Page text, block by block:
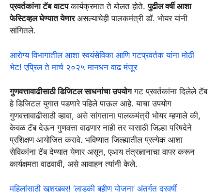
प्रवर्तकांना टॅब वाटपकार्यक्रमात ते बोलत होते.पुढील वर्षी आशा
फेस्टिव्हल घेण्यात येणारअसल्याचेही पालकमंत्री डॉ. भोयर यांनी
सांगितले.
आरोग्य विभागातील आशा स्वयंसेविका आणि गटप्रवर्तक यांना मोठी
भेट! एप्रिल ते मार्च २०२५ मानधन वाढ मंजूर
गुणवत्तावाढीसाठी डिजिटल साधनांचा उपयोगगट प्रवर्तकांना दिलेले टॅब
हे डिजिटल युगात पडणारे पहिले पाऊल आहे. याचा उपयोग
गुणवत्तावाढीसाठी व्हावा, असे सांगताना पालकमंत्री भोयर म्हणाले की,
केवळ टॅब देऊन गुणवत्ता वाढणार नाही तर यासाठी जिल्हा परिषदेने
प्रशिक्षण आयोजित करावे. भविष्यात जिल्ह्यातील प्रत्येक आशा
सेविकांना टॅब देण्यात येणार असून, एआय तंत्रज्ञानाचा वापर करून
कार्यक्षमता वाढवावी, असे आवाहन त्यांनी केले.
महिलांसाठी खुशखबर! ‘लाडकी बहीण योजना’ अंतर्गत दरवर्षी